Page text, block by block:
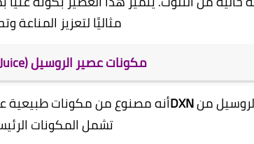
مثاليًا لتعزيز المناعة
مكونات عصير الروسيل (Roselle Juice) من DXN
منDXNأنه مصنوع من مكونات طبيعية
تشمل المكونات